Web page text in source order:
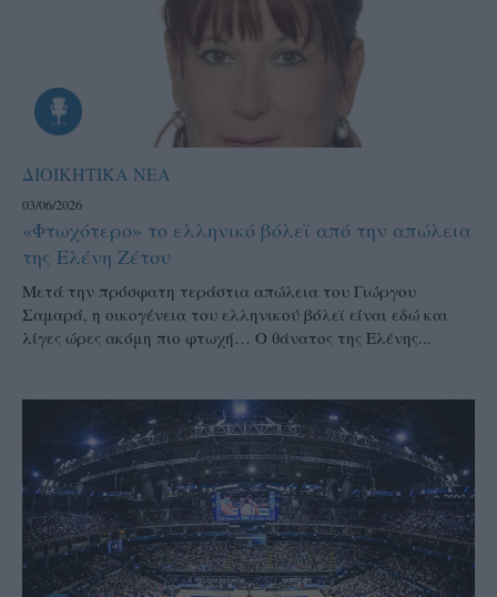
ΔΙΟΙΚΗΤΙΚΑ ΝΕΑ
03/06/2026
«Φτωχότερο» το ελληνικό βόλεϊ από την απώλεια
της Ελένη Ζέτου
Μετά την πρόσφατη τεράστια απώλεια του Γιώργου
Σαμαρά, η οικογένεια του ελληνικού βόλεϊ είναι εδώ και
λίγες ώρες ακόμη πιο φτωχή… Ο θάνατος της Ελένης...